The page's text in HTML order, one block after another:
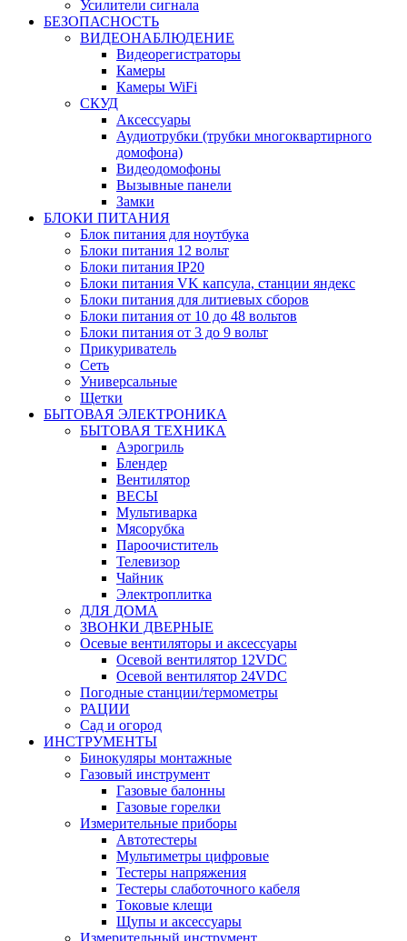
Усилители сигнала
БЕЗОПАСНОСТЬ
ВИДЕОНАБЛЮДЕНИЕ
Видеорегистраторы
Камеры
Камеры WiFi
СКУД
Аксессуары
Аудиотрубки (трубки многоквартирного
домофона)
Видеодомофоны
Вызывные панели
Замки
БЛОКИ ПИТАНИЯ
Блок питания для ноутбука
Блоки питания 12 вольт
Блоки питания IP20
Блоки питания VK капсула, станции яндекс
Блоки питания для литиевых сборов
Блоки питания от 10 до 48 вольтов
Блоки питания от 3 до 9 вольт
Прикуриватель
Сеть
Универсальные
Щетки
БЫТОВАЯ ЭЛЕКТРОНИКА
БЫТОВАЯ ТЕХНИКА
Аэрогриль
Блендер
Вентилятор
ВЕСЫ
Мультиварка
Мясорубка
Пароочиститель
Телевизор
Чайник
Электроплитка
ДЛЯ ДОМА
ЗВОНКИ ДВЕРНЫЕ
Осевые вентиляторы и аксессуары
Осевой вентилятор 12VDC
Осевой вентилятор 24VDC
Погодные станции/термометры
РАЦИИ
Сад и огород
ИНСТРУМЕНТЫ
Бинокуляры монтажные
Газовый инструмент
Газовые балонны
Газовые горелки
Измерительные приборы
Автотестеры
Мультиметры цифровые
Тестеры напряжения
Тестеры слаботочного кабеля
Токовые клещи
Щупы и аксессуары
Измерительный инструмент